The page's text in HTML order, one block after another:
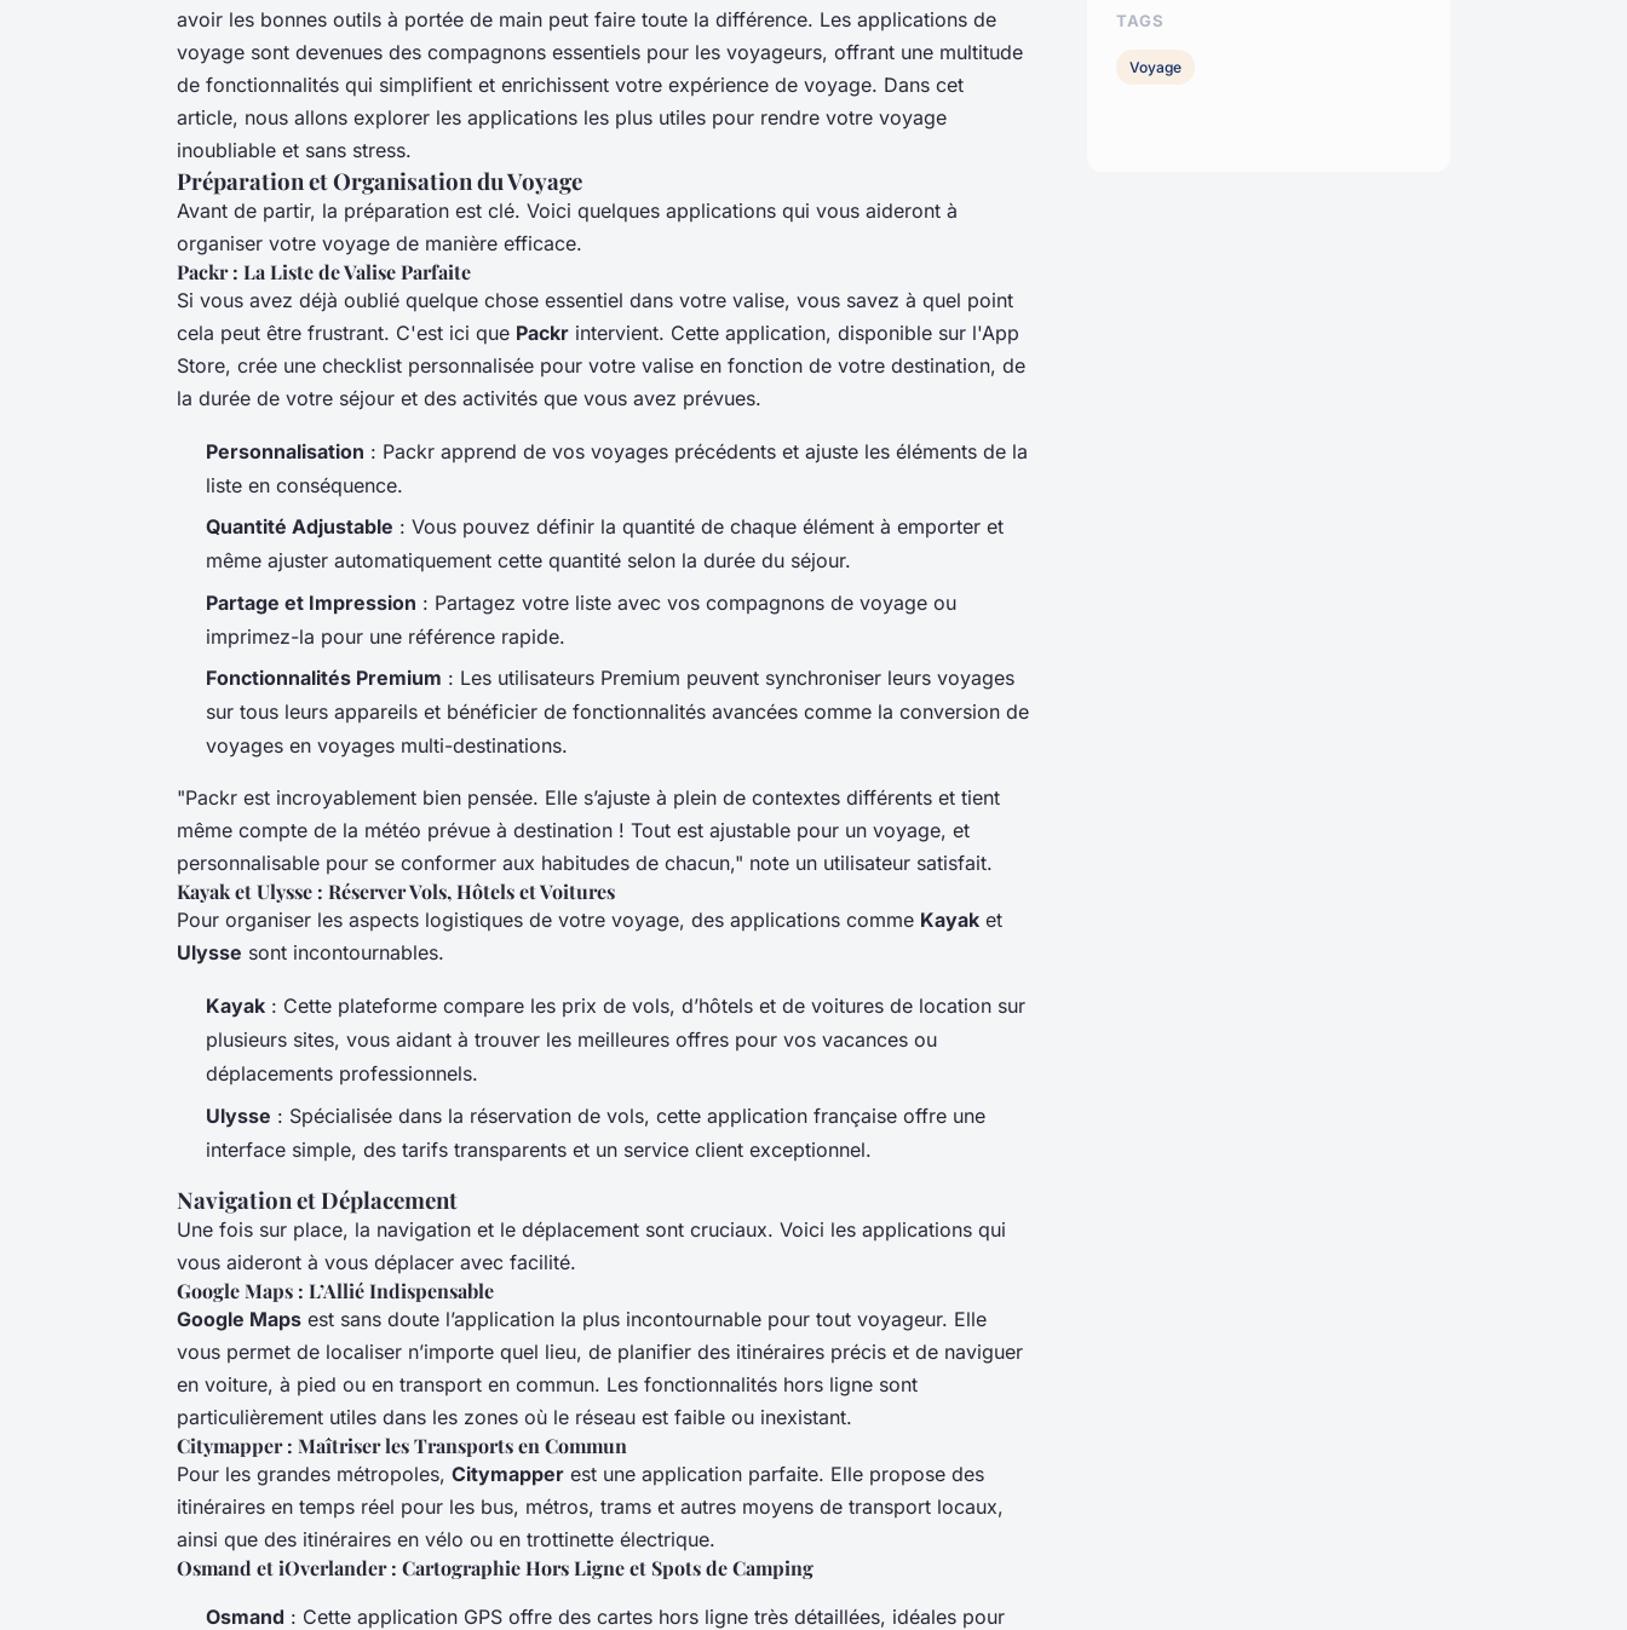
avoir les bonnes outils à portée de main peut faire toute la différence. Les applications de
voyage sont devenues des compagnons essentiels pour les voyageurs, offrant une multitude
de fonctionnalités qui simplifient et enrichissent votre expérience de voyage. Dans cet
article, nous allons explorer les applications les plus utiles pour rendre votre voyage
inoubliable et sans stress.
Préparation et Organisation du Voyage
Avant de partir, la préparation est clé. Voici quelques applications qui vous aideront à
organiser votre voyage de manière efficace.
Packr : La Liste de Valise Parfaite
Si vous avez déjà oublié quelque chose essentiel dans votre valise, vous savez à quel point
cela peut être frustrant. C'est ici que Packr intervient. Cette application, disponible sur l'App
Store, crée une checklist personnalisée pour votre valise en fonction de votre destination, de
la durée de votre séjour et des activités que vous avez prévues.
Personnalisation : Packr apprend de vos voyages précédents et ajuste les éléments de la
liste en conséquence.
Quantité Adjustable : Vous pouvez définir la quantité de chaque élément à emporter et
même ajuster automatiquement cette quantité selon la durée du séjour.
Partage et Impression : Partagez votre liste avec vos compagnons de voyage ou
imprimez-la pour une référence rapide.
Fonctionnalités Premium : Les utilisateurs Premium peuvent synchroniser leurs voyages
sur tous leurs appareils et bénéficier de fonctionnalités avancées comme la conversion de
voyages en voyages multi-destinations.
"Packr est incroyablement bien pensée. Elle s’ajuste à plein de contextes différents et tient
même compte de la météo prévue à destination ! Tout est ajustable pour un voyage, et
personnalisable pour se conformer aux habitudes de chacun," note un utilisateur satisfait.
Kayak et Ulysse : Réserver Vols, Hôtels et Voitures
Pour organiser les aspects logistiques de votre voyage, des applications comme Kayak et
Ulysse sont incontournables.
Kayak : Cette plateforme compare les prix de vols, d’hôtels et de voitures de location sur
plusieurs sites, vous aidant à trouver les meilleures offres pour vos vacances ou
déplacements professionnels.
Ulysse : Spécialisée dans la réservation de vols, cette application française offre une
interface simple, des tarifs transparents et un service client exceptionnel.
Navigation et Déplacement
Une fois sur place, la navigation et le déplacement sont cruciaux. Voici les applications qui
vous aideront à vous déplacer avec facilité.
Google Maps : L’Allié Indispensable
Google Maps est sans doute l’application la plus incontournable pour tout voyageur. Elle
vous permet de localiser n’importe quel lieu, de planifier des itinéraires précis et de naviguer
en voiture, à pied ou en transport en commun. Les fonctionnalités hors ligne sont
particulièrement utiles dans les zones où le réseau est faible ou inexistant.
Citymapper : Maîtriser les Transports en Commun
Pour les grandes métropoles, Citymapper est une application parfaite. Elle propose des
itinéraires en temps réel pour les bus, métros, trams et autres moyens de transport locaux,
ainsi que des itinéraires en vélo ou en trottinette électrique.
Osmand et iOverlander : Cartographie Hors Ligne et Spots de Camping
Osmand : Cette application GPS offre des cartes hors ligne très détaillées, idéales pour
TAGS
Voyage